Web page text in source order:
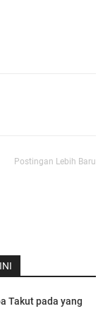
Postingan Lebih Baru
Takut pada yang